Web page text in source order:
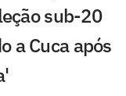
sub-20
a Cuca após